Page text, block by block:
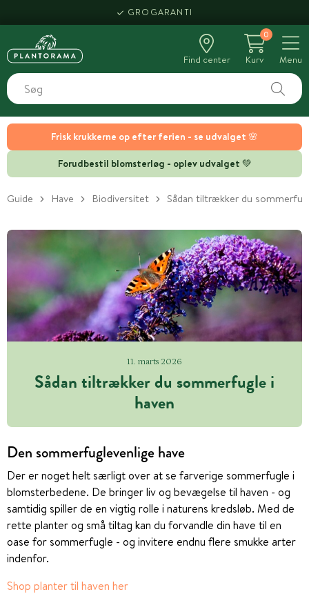
Frisk krukkerne op efter ferien - se udvalget 🌸
Forudbestil blomsterløg - oplev udvalget 💚
GROGARANTI
Find center
0
Kurv
Menu
Guide Have Biodiversitet Sådan tiltrækker du
11. marts 2026
Sådan tiltrækker du sommerfugle i
haven
Den sommerfuglevenlige have
Der er noget helt særligt over at se farverige sommerfugle i
blomsterbedene. De bringer liv og bevægelse til haven - og
samtidig spiller de en vigtig rolle i naturens kredsløb. Med de
rette planter og små tiltag kan du forvandle din have til en
oase for sommerfugle - og invitere endnu flere smukke arter
indenfor.
Shop planter til haven her